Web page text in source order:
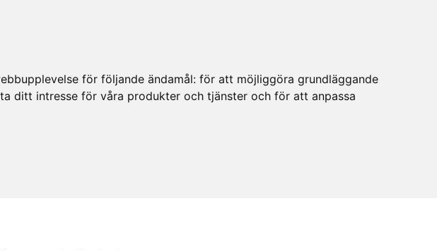
för följande ändamål: för att möjliggöra grundläggande
ditt intresse för våra produkter och tjänster och för att anpassa